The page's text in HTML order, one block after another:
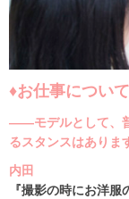
♦お仕事について
――モデルとして、
るスタンスはありま
内田
『撮影の時にお洋